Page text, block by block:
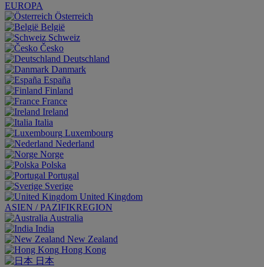
EUROPA
Österreich
België
Schweiz
Česko
Deutschland
Danmark
España
Finland
France
Ireland
Italia
Luxembourg
Nederland
Norge
Polska
Portugal
Sverige
United Kingdom
ASIEN / PAZIFIKREGION
Australia
India
New Zealand
Hong Kong
日本